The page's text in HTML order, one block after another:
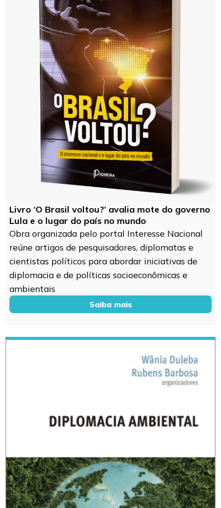
Livro ‘O Brasil voltou?’ avalia mote do governo
Lula e o lugar do país no mundo
Obra organizada pelo portal Interesse Nacional
reúne artigos de pesquisadores, diplomatas e
cientistas políticos para abordar iniciativas de
diplomacia e de políticas socioeconômicas e
ambientais
Saiba mais